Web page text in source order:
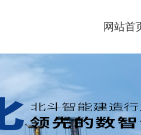
网站首